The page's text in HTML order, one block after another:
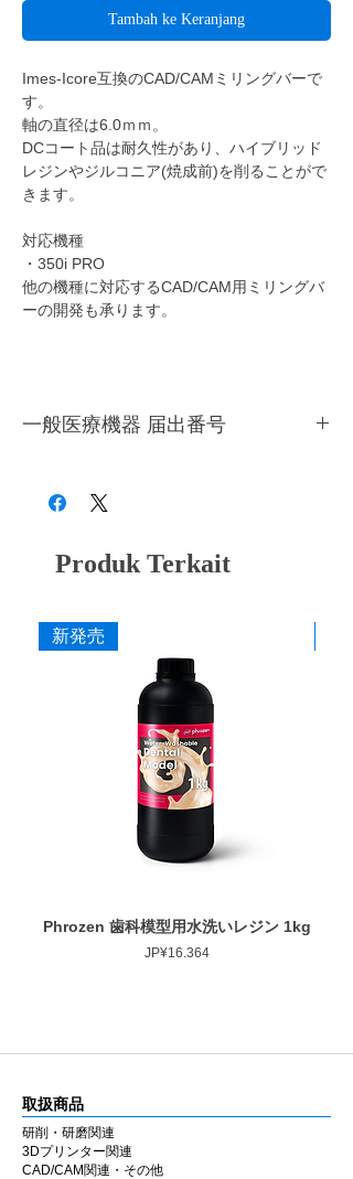
Tambah ke Keranjang
Imes-Icore互換のCAD/CAMミリングバーで
す。
軸の直径は6.0ｍｍ。
DCコート品は耐久性があり、ハイブリッド
レジンやジルコニア(焼成前)を削ることがで
きます。
対応機種
・350i PRO
他の機種に対応するCAD/CAM用ミリングバ
ーの開発も承ります。
一般医療機器 届出番号
Produk Terkait
新発売
Phrozen 歯科模型用水洗いレジン 1kg
Harga
JP¥16.364
取扱商品
研削・研磨関連
3Dプリンター関連
CAD/CAM関連・その他